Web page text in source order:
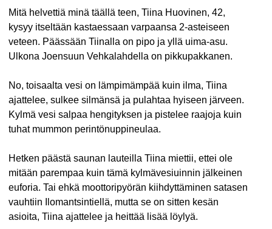
Mitä helvettiä minä täällä teen, Tiina Huovinen, 42,
kysyy itseltään kastaessaan varpaansa 2-asteiseen
veteen. Päässään Tiinalla on pipo ja yllä uima-asu.
Ulkona Joensuun Vehkalahdella on pikkupakkanen.
No, toisaalta vesi on lämpimämpää kuin ilma, Tiina
ajattelee, sulkee silmänsä ja pulahtaa hyiseen järveen.
Kylmä vesi salpaa hengityksen ja pistelee raajoja kuin
tuhat mummon perintönuppineulaa.
Hetken päästä saunan lauteilla Tiina miettii, ettei ole
mitään parempaa kuin tämä kylmävesiuinnin jälkeinen
euforia. Tai ehkä moottoripyörän kiihdyttäminen satasen
vauhtiin Ilomantsintiellä, mutta se on sitten kesän
asioita, Tiina ajattelee ja heittää lisää löylyä.